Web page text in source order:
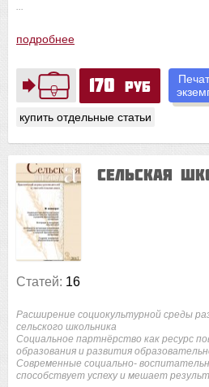
170 руб
купить отдельные статьи
подробнее
Сельская
Статей: 16
Расширение социокультурной среды
сельского школьника
Социальное партнёрство как ресурс
образования и развития
Современные социально-
способствует успеху и мешает